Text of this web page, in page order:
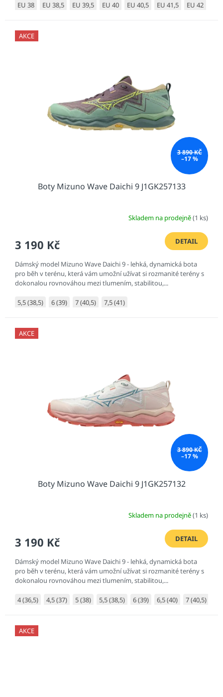
EU 38 EU 38,5 EU 39,5 EU 40 EU 40,5 EU 41,5 EU 42
AKCE
3 890 KČ
–17 %
Boty Mizuno Wave Daichi 9 J1GK257133
Skladem na prodejně(1 ks)
3 190 Kč DETAIL
Dámský model Mizuno Wave Daichi 9 - lehká, dynamická bota
pro běh v terénu, která vám umožní užívat si rozmanité terény s
dokonalou rovnováhou mezi tlumením, stabilitou,...
5,5 (38,5) 6 (39) 7 (40,5) 7,5 (41)
AKCE
3 890 KČ
–17 %
Boty Mizuno Wave Daichi 9 J1GK257132
Skladem na prodejně(1 ks)
3 190 Kč DETAIL
Dámský model Mizuno Wave Daichi 9 - lehká, dynamická bota
pro běh v terénu, která vám umožní užívat si rozmanité terény s
dokonalou rovnováhou mezi tlumením, stabilitou,...
4 (36,5) 4,5 (37) 5 (38) 5,5 (38,5) 6 (39) 6,5 (40) 7 (40,5)
AKCE